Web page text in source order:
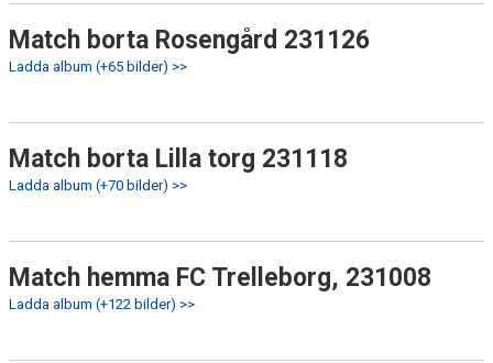
Match borta Rosengård 231126
Ladda album (+65 bilder) >>
Match borta Lilla torg 231118
Ladda album (+70 bilder) >>
Match hemma FC Trelleborg, 231008
Ladda album (+122 bilder) >>